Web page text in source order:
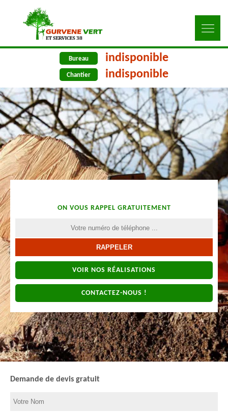
Bureau indisponible
Chantier indisponible
ON VOUS RAPPEL GRATUITEMENT
VOIR NOS RÉALISATIONS
CONTACTEZ-NOUS !
Demande de devis gratuit